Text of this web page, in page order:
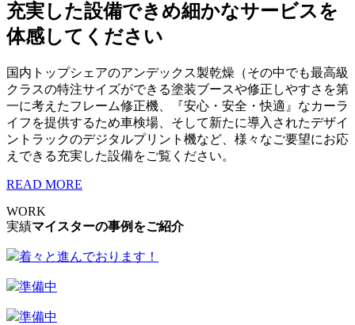
充実した設備できめ細かなサービスを
体感してください
国内トップシェアのアンデックス製乾燥（その中でも最高級
クラスの特注サイズができる塗装ブースや修正しやすさを第
一に考えたフレーム修正機、『安心・安全・快適』なカーラ
イフを提供するため車検場、そして新たに導入されたデザイ
ントラックのデジタルプリント機など、様々なご要望にお応
えできる充実した設備をご覧ください。
READ MORE
WORK
実績マイスターの事例をご紹介
着々と進んでおります！
準備中
準備中